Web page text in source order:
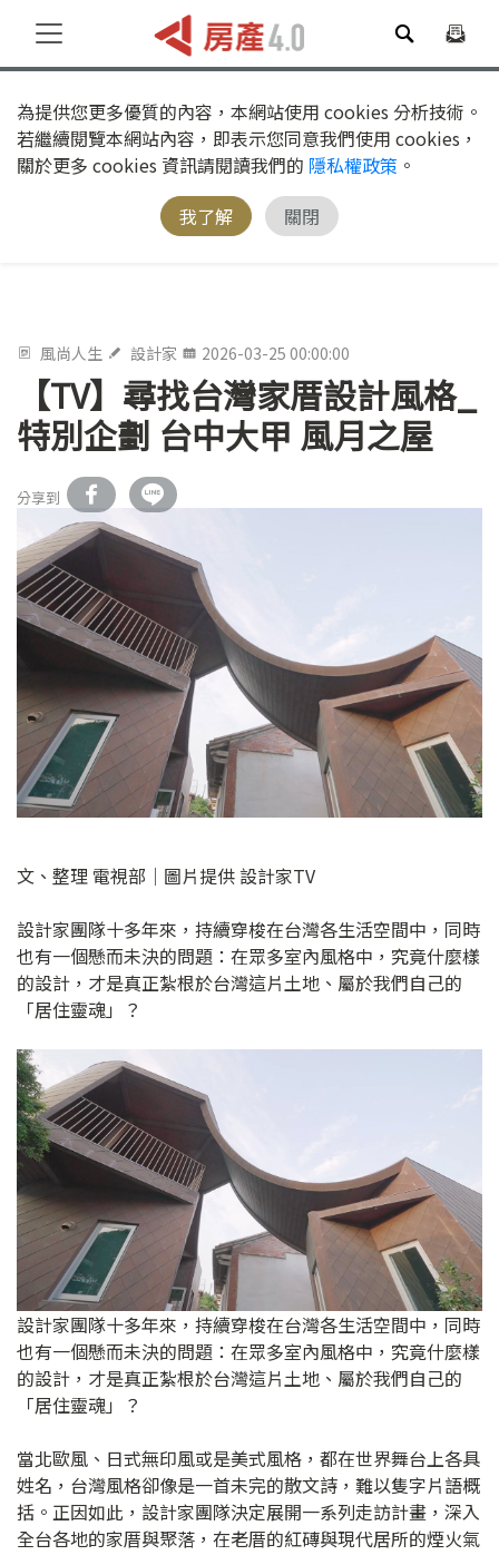
為提供您更多優質的內容，本網站使用 cookies 分析技術。
若繼續閱覽本網站內容，即表示您同意我們使用 cookies，
關於更多 cookies 資訊請閱讀我們的 隱私權政策 。
我了解
關閉
風尚人生 設計家 2026-03-25 00:00:00
【TV】尋找台灣家厝設計風格_
特別企劃 台中大甲 風月之屋
分享到
文、整理 電視部│圖片提供 設計家TV
設計家團隊十多年來，持續穿梭在台灣各生活空間中，同時
也有一個懸而未決的問題：在眾多室內風格中，究竟什麼樣
的設計，才是真正紮根於台灣這片土地、屬於我們自己的
「居住靈魂」？
設計家團隊十多年來，持續穿梭在台灣各生活空間中，同時
也有一個懸而未決的問題：在眾多室內風格中，究竟什麼樣
的設計，才是真正紮根於台灣這片土地、屬於我們自己的
「居住靈魂」？
當北歐風、日式無印風或是美式風格，都在世界舞台上各具
姓名，台灣風格卻像是一首未完的散文詩，難以隻字片語概
括。正因如此，設計家團隊決定展開一系列走訪計畫，深入
全台各地的家厝與聚落，在老厝的紅磚與現代居所的煙火氣